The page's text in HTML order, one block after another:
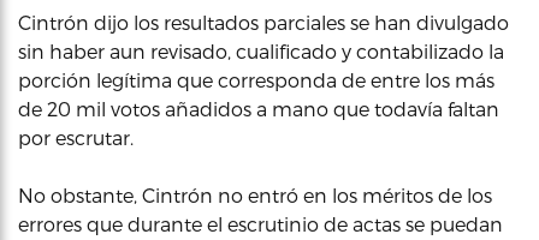
Cintrón dijo los resultados parciales se han divulgado
sin haber aun revisado, cualificado y contabilizado la
porción legítima que corresponda de entre los más
de 20 mil votos añadidos a mano que todavía faltan
por escrutar.
No obstante, Cintrón no entró en los méritos de los
errores que durante el escrutinio de actas se puedan